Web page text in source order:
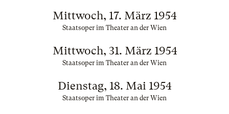
Mittwoch, 17. März 1954
Staatsoper im Theater an der Wien
Mittwoch, 31. März 1954
Staatsoper im Theater an der Wien
Dienstag, 18. Mai 1954
Staatsoper im Theater an der Wien